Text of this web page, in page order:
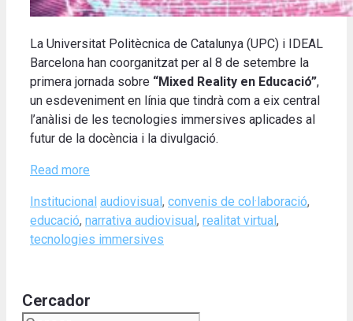
La Universitat Politècnica de Catalunya (UPC) i IDEAL
Barcelona han coorganitzat per al 8 de setembre la
primera jornada sobre “Mixed Reality en Educació”,
un esdeveniment en línia que tindrà com a eix central
l’anàlisi de les tecnologies immersives aplicades al
futur de la docència i la divulgació.
Read more
Categories
Institucional Tags
audiovisual, convenis de col·laboració,
educació, narrativa audiovisual, realitat virtual,
tecnologies immersives
Cercador